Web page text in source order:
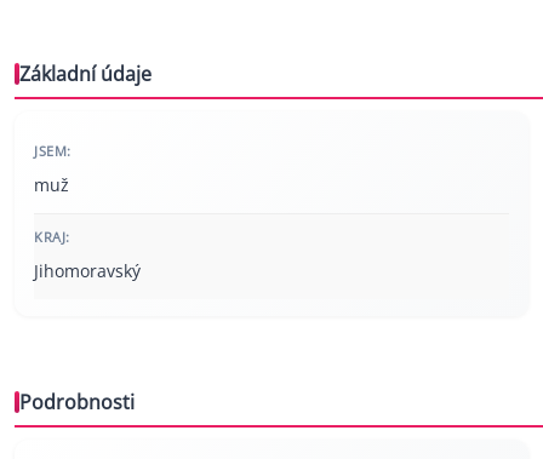
Základní údaje
JSEM:
muž
KRAJ:
Jihomoravský
Podrobnosti